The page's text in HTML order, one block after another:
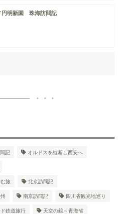
円明新園 珠海訪問記
記 オルドスを縦断し西安へ
旅 北京訪問記
南京訪問記 四川省観光地巡り
鉄道旅行 天空の鏡～青海省